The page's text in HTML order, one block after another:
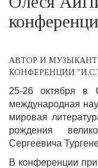
АВТОР И
КОНФЕРЕНЦИИ
25-26 октября в
международная
мировая
рождения
Сергеевича
В конференции